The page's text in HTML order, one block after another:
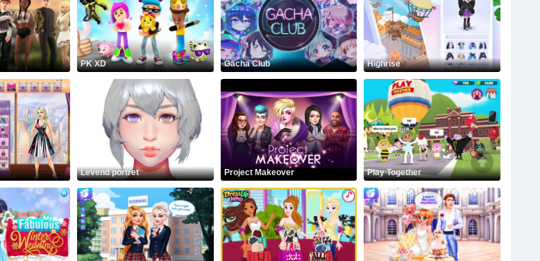
PK XD Gacha Club Highrise
Levend portret Project Makeover Play Together